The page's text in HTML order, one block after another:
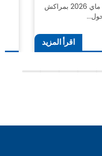
تنطلق صباح يوم غد الجمعة 22 ماي 2026 بمراكش
اقرأ المزيد